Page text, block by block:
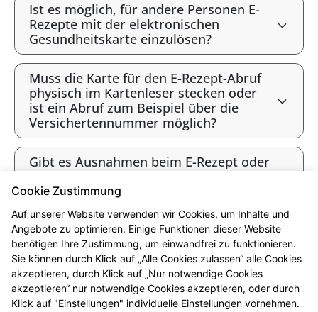
Ist es möglich, für andere Personen E-
Rezepte mit der elektronischen
Gesundheitskarte einzulösen?
Muss die Karte für den E-Rezept-Abruf
physisch im Kartenleser stecken oder
ist ein Abruf zum Beispiel über die
Versichertennummer möglich?
Gibt es Ausnahmen beim E-Rezept oder
angeboten?
Gibt es bald ausschließlich E-Rezepte?
* Bis 12 Uhr vorbestellt sind die Produkte i.d.R. ab 16 Uhr abholbereit.
Beachten Sie bitte die jeweiligen Öffnungszeiten. Vorbehaltlich der
Lieferfähigkeit des Großhandels. Ausgenommen sind Arzneimittel, die in
Cookie Zustimmung
Auf unserer Website verwenden wir Cookies, um Inhalte und
Angebote zu optimieren. Einige Funktionen dieser Website
benötigen Ihre Zustimmung, um einwandfrei zu funktionieren.
Sie können durch Klick auf „Alle Cookies zulassen“ alle Cookies
akzeptieren, durch Klick auf „Nur notwendige Cookies
akzeptieren“ nur notwendige Cookies akzeptieren, oder durch
Klick auf "Einstellungen" individuelle Einstellungen vornehmen.